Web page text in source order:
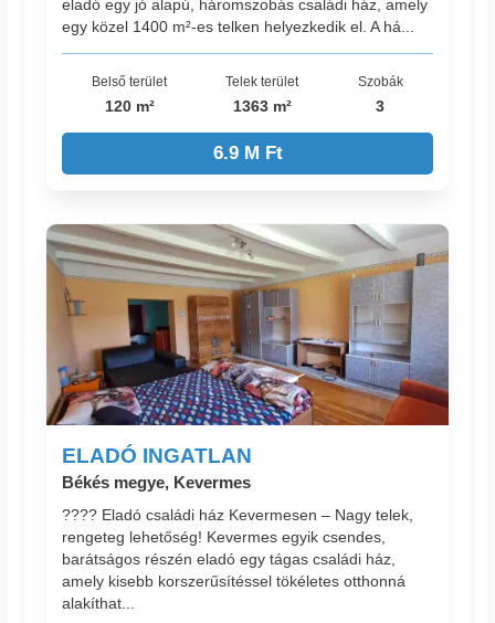
eladó egy jó alapú, háromszobás családi ház, amely
egy közel 1400 m²-es telken helyezkedik el. A há...
Belső terület
120 m²
Telek terület
1363 m²
Szobák
3
6.9 M Ft
ELADÓ INGATLAN
Békés megye, Kevermes
???? Eladó családi ház Kevermesen – Nagy telek,
rengeteg lehetőség! Kevermes egyik csendes,
barátságos részén eladó egy tágas családi ház,
amely kisebb korszerűsítéssel tökéletes otthonná
alakíthat...